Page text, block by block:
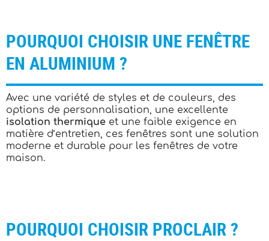
POURQUOI CHOISIR UNE FENÊTRE
EN ALUMINIUM ?
Avec une variété de styles et de couleurs, des
options de personnalisation, une excellente
isolation thermique et une faible exigence en
matière d’entretien, ces fenêtres sont une solution
moderne et durable pour les fenêtres de votre
maison.
POURQUOI CHOISIR PROCLAIR ?